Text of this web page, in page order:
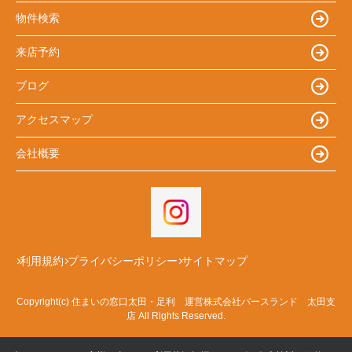
物件検索
来店予約
ブログ
アクセスマップ
会社概要
利用規約 プライバシーポリシー サイトマップ
Copyright(c) 住まいの窓口太田・足利 運営株式会社バースランド 太田支
店 All Rights Reserved.